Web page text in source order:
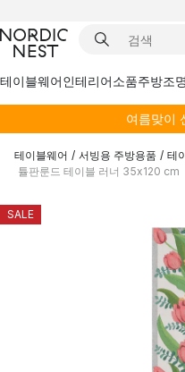
테이블웨어인테리어소품주방조명
여름맞이
테이블웨어 / 서빙용 주방용품 / 테
튤판룬드 테이블 러너 35x120 cm
SALE